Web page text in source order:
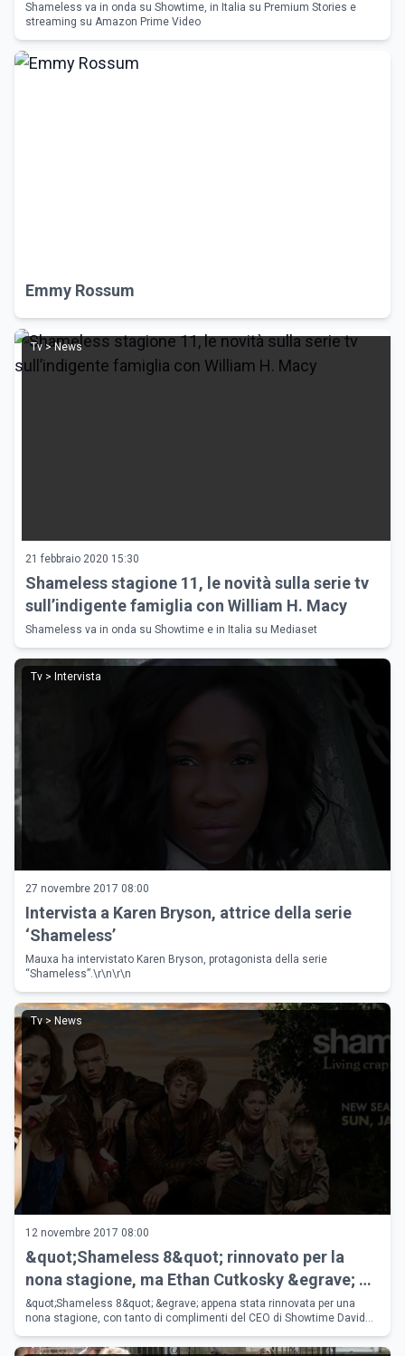
Shameless va in onda su Showtime, in Italia su Premium Stories e
streaming su Amazon Prime Video
Emmy Rossum
Tv > News
21 febbraio 2020 15:30
Shameless stagione 11, le novità sulla serie tv
sull’indigente famiglia con William H. Macy
Shameless va in onda su Showtime e in Italia su Mediaset
Tv > Intervista
27 novembre 2017 08:00
Intervista a Karen Bryson, attrice della serie
‘Shameless’
Mauxa ha intervistato Karen Bryson, protagonista della serie
“Shameless”.\r\n\r\n
Tv > News
12 novembre 2017 08:00
&quot;Shameless 8&quot; rinnovato per la
nona stagione, ma Ethan Cutkosky &egrave; un
bad boy non solo sul set
&quot;Shameless 8&quot; &egrave; appena stata rinnovata per una
nona stagione, con tanto di complimenti del CEO di Showtime David